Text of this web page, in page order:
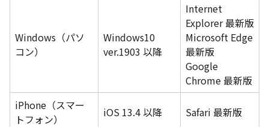
Windows（パソ
コン）
Windows10
ver.1903 以降
Internet
Explorer 最新版
Microsoft Edge
最新版
Google
Chrome 最新版
iPhone（スマー
トフォン）
iOS 13.4 以降 Safari 最新版